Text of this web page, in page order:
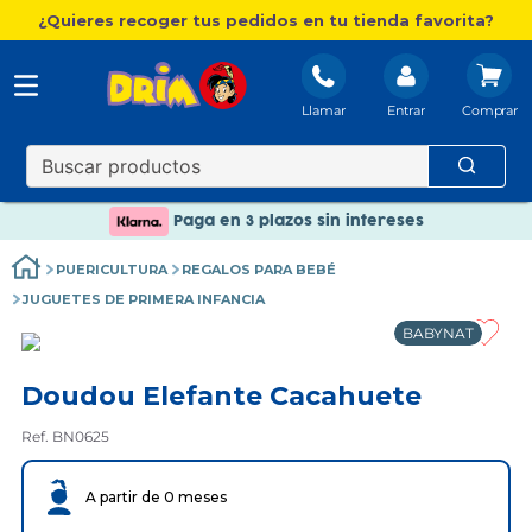
¿Quieres recoger tus pedidos en tu tienda favorita?
Llamar Entrar
Nuevo catálogo Aire Libre
Envío gratis. A partir de 60€(excepto Baleares)
Paga en 3 plazos sin intereses
Paga en 3 plazos sin intereses
PUERICULTURA
REGALOS PARA BEBÉ
JUGUETES DE PRIMERA INFANCIA
BABYNAT
Doudou Elefante Cacahuete
Ref. BN0625
A partir de 0 meses